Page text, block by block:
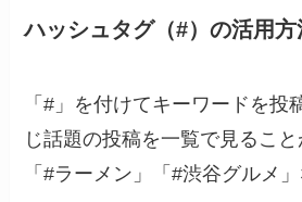
ハッシュタグ（#）の活用方
「#」を付けてキーワードを投
じ話題の投稿を一覧で見ること
「#ラーメン」「#渋谷グルメ